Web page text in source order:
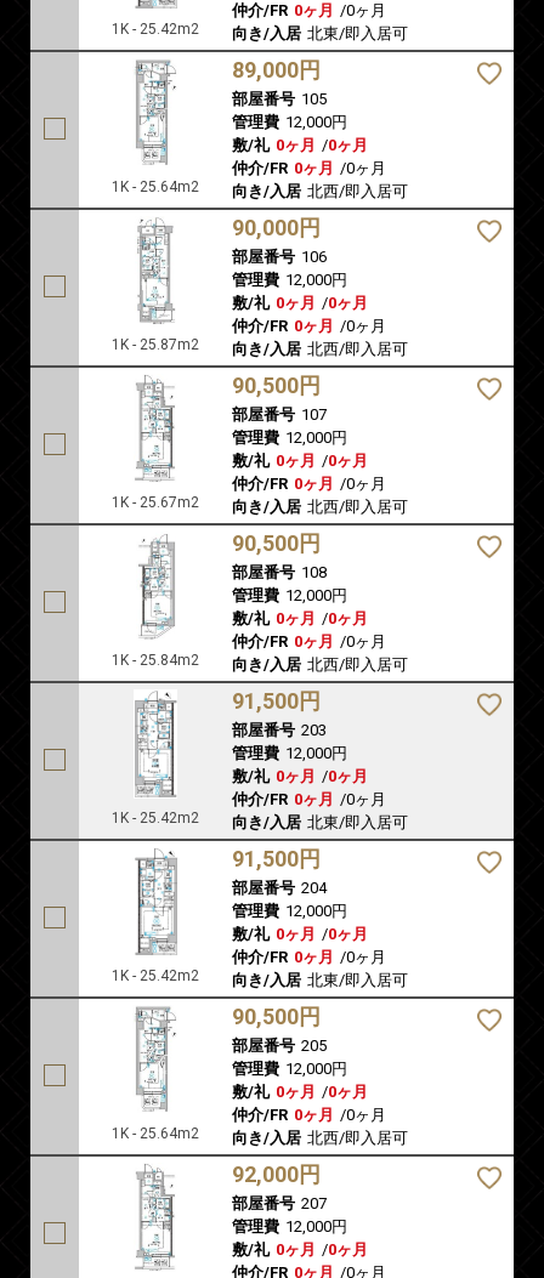
1K - 25.42m2
仲介/FR 0ヶ月 /0ヶ月
向き/入居 北東/即入居可
1K - 25.64m2
89,000円
部屋番号 105
管理費 12,000円
敷/礼 0ヶ月 /0ヶ月
仲介/FR 0ヶ月 /0ヶ月
向き/入居 北西/即入居可
1K - 25.87m2
90,000円
部屋番号 106
管理費 12,000円
敷/礼 0ヶ月 /0ヶ月
仲介/FR 0ヶ月 /0ヶ月
向き/入居 北西/即入居可
1K - 25.67m2
90,500円
部屋番号 107
管理費 12,000円
敷/礼 0ヶ月 /0ヶ月
仲介/FR 0ヶ月 /0ヶ月
向き/入居 北西/即入居可
1K - 25.84m2
90,500円
部屋番号 108
管理費 12,000円
敷/礼 0ヶ月 /0ヶ月
仲介/FR 0ヶ月 /0ヶ月
向き/入居 北西/即入居可
1K - 25.42m2
91,500円
部屋番号 203
管理費 12,000円
敷/礼 0ヶ月 /0ヶ月
仲介/FR 0ヶ月 /0ヶ月
向き/入居 北東/即入居可
1K - 25.42m2
91,500円
部屋番号 204
管理費 12,000円
敷/礼 0ヶ月 /0ヶ月
仲介/FR 0ヶ月 /0ヶ月
向き/入居 北東/即入居可
1K - 25.64m2
90,500円
部屋番号 205
管理費 12,000円
敷/礼 0ヶ月 /0ヶ月
仲介/FR 0ヶ月 /0ヶ月
向き/入居 北西/即入居可
92,000円
部屋番号 207
管理費 12,000円
敷/礼 0ヶ月 /0ヶ月
仲介/FR 0ヶ月 /0ヶ月